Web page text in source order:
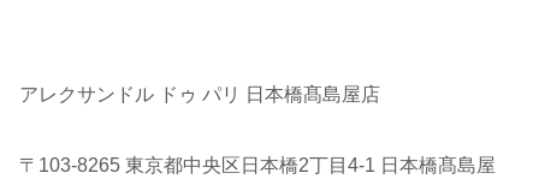
アレクサンドル ドゥ パリ 日本橋髙島屋店
〒103-8265 東京都中央区日本橋2丁目4-1 日本橋髙島屋